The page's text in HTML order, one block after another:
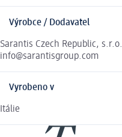
Výrobce / Dodavatel
Sarantis Czech Republic,
info@sarantisgroup.com
Vyrobeno v
Itálie